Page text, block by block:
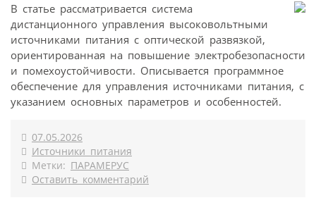
В статье рассматривается система
дистанционного управления высоковольтными
источниками питания с оптической развязкой,
ориентированная на повышение электробезопасности
и помехоустойчивости. Описывается программное
обеспечение для управления источниками питания, с
указанием основных параметров и особенностей.
07.05.2026
Источники питания
Метки: ПАРАМЕРУС
Оставить комментарий